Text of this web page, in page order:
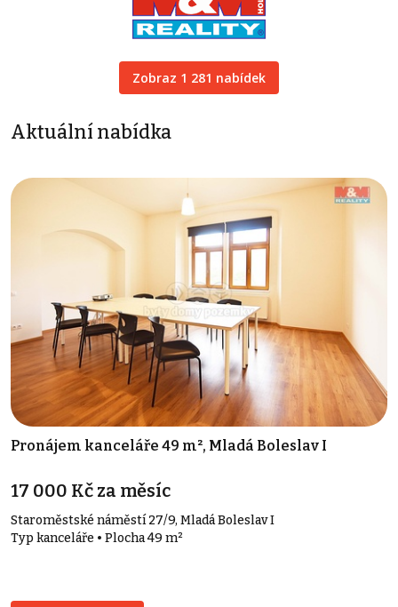
Zobraz 1 281 nabídek
Aktuální nabídka
Pronájem kanceláře 49 m², Mladá Boleslav I
17 000 Kč za měsíc
Staroměstské náměstí 27/9, Mladá Boleslav I
Typ kanceláře • Plocha 49 m²